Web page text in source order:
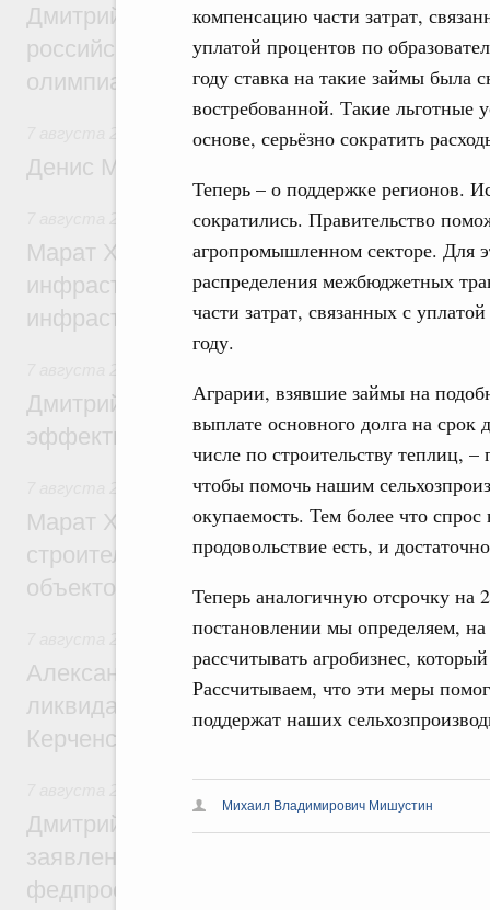
компенсацию части затрат,
уплатой процентов по
году ставка на такие займы была
востребованной. Такие льготные
основе, серьёзно сократить
Теперь – о поддержке регионов.
сократились. Правительство
агропромышленном секторе. Для
распределения межбюджетных
части затрат, связанных с
году.
Аграрии, взявшие займы на
выплате основного долга на
числе по строительству теплиц,
чтобы помочь нашим
окупаемость. Тем более что
продовольствие есть, и
Теперь аналогичную отсрочку на
постановлении мы определяем,
рассчитывать агробизнес,
Рассчитываем, что эти меры
поддержат наших
Михаил Владимирович Мишустин
Дмитрий Чернышенко и Сергей Кравцов
российскую сборную с победой на
олимпиаде по искусственному
Общие вопросы промышленной политики
Денис Мантуров посетил Ярославскую
Бюджеты субъектов Федерации.
Марат Хуснуллин: 15 объектов
инфраструктуры построили и обновили
инфраструктурным кредитам
Дмитрий Патрушев: Синхронизация
эффективность поддержки сельских
Экономика городов. Городская среда
Марат Хуснуллин: «Единый заказчик»
строительство и реконструкцию более
объектов
Чрезвычайные ситуации и ликвидация их
Александр Козлов провёл заседание
ликвидации последствий чрезвычайной
Керченском проливе
Дмитрий Чернышенко: Установлен
заявлений от абитуриентов колледжей и
федпроекта «Профессионалитет»